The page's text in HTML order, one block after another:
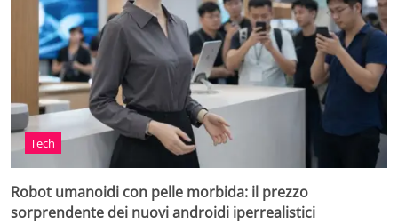
Tech
Robot umanoidi con pelle morbida: il prezzo
sorprendente dei nuovi androidi iperrealistici